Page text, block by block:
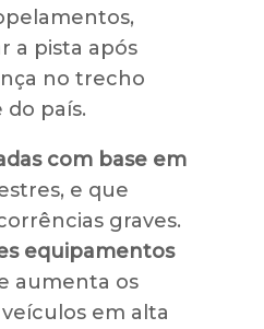
a pista após
no trecho
país.
com base em
e que
graves.
equipamentos
aumenta os
em alta